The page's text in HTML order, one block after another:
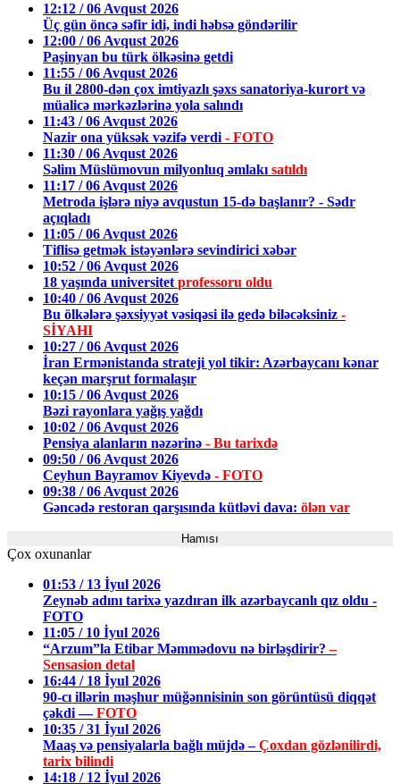
12:12 / 06 Avqust 2026
Üç gün öncə səfir idi, indi həbsə göndərilir
12:00 / 06 Avqust 2026
Paşinyan bu türk ölkəsinə getdi
11:55 / 06 Avqust 2026
Bu il 2800-dən çox imtiyazlı şəxs sanatoriya-kurort və
müalicə mərkəzlərinə yola salındı
11:43 / 06 Avqust 2026
Nazir ona yüksək vəzifə verdi - FOTO
11:30 / 06 Avqust 2026
Səlim Müslümovun milyonluq əmlakı satıldı
11:17 / 06 Avqust 2026
Metroda işlərə niyə avqustun 15-də başlanır? - Sədr
açıqladı
11:05 / 06 Avqust 2026
Tiflisə getmək istəyənlərə sevindirici xəbər
10:52 / 06 Avqust 2026
18 yaşında universitet professoru oldu
10:40 / 06 Avqust 2026
Bu ölkələrə şəxsiyyət vəsiqəsi ilə gedə biləcəksiniz -
SİYAHI
10:27 / 06 Avqust 2026
İran Ermənistanda strateji yol tikir: Azərbaycanı kənar
keçən marşrut formalaşır
10:15 / 06 Avqust 2026
Bəzi rayonlara yağış yağdı
10:02 / 06 Avqust 2026
Pensiya alanların nəzərinə - Bu tarixdə
09:50 / 06 Avqust 2026
Ceyhun Bayramov Kiyevdə - FOTO
09:38 / 06 Avqust 2026
Gəncədə restoran qarşısında kütləvi dava: ölən var
Hamısı
Çox oxunanlar
01:53 / 13 İyul 2026
Zeynəb adını tarixə yazdıran ilk azərbaycanlı qız oldu -
FOTO
11:05 / 10 İyul 2026
“Arzum”la Etibar Məmmədovu nə birləşdirir?–
Sensasion detal
16:44 / 18 İyul 2026
90-cı illərin məşhur müğənnisinin son görüntüsü diqqət
çəkdi —FOTO
10:35 / 31 İyul 2026
Maaş və pensiyalarla bağlı müjdə –Çoxdan gözlənilirdi,
tarix bilindi
14:18 / 12 İyul 2026